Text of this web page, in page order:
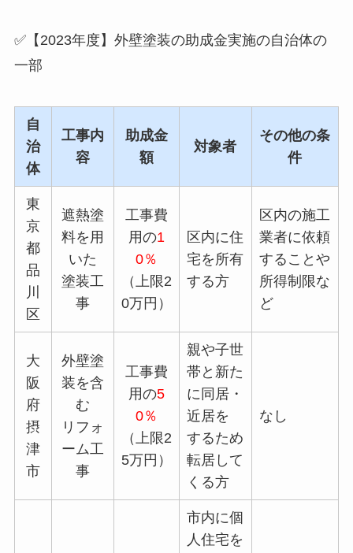
✅【2023年度】外壁塗装の助成金実施の自治体の
一部
自
治
体
工事内
容
助成金
額
対象者
その他の条
件
東
京
都
品
川
区
遮熱塗
料を用
いた
塗装工
事
工事費
用の1
0％
（上限2
0万円）
区内に住
宅を所有
する方
区内の施工
業者に依頼
することや
所得制限な
ど
大
阪
府
摂
津
市
外壁塗
装を含
む
リフォ
ーム工
事
工事費
用の5
0％
（上限2
5万円）
親や子世
帯と新た
に同居・
近居を
するため
転居して
くる方
なし
市内に個
人住宅を